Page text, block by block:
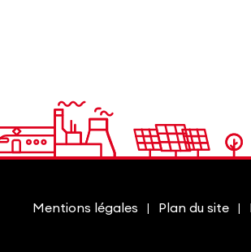
Mentions légales Plan du site